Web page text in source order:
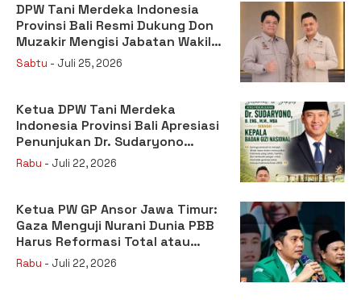
DPW Tani Merdeka Indonesia
Provinsi Bali Resmi Dukung Don
Muzakir Mengisi Jabatan Wakil
Menteri Pertanian RI
Sabtu - Juli 25, 2026
Ketua DPW Tani Merdeka
Indonesia Provinsi Bali Apresiasi
Penunjukan Dr. Sudaryono
sebagai Kepala Badan Gizi
Rabu - Juli 22, 2026
Ketua PW GP Ansor Jawa Timur:
Gaza Menguji Nurani Dunia PBB
Harus Reformasi Total atau
Kehilangan Legitimasi
Rabu - Juli 22, 2026